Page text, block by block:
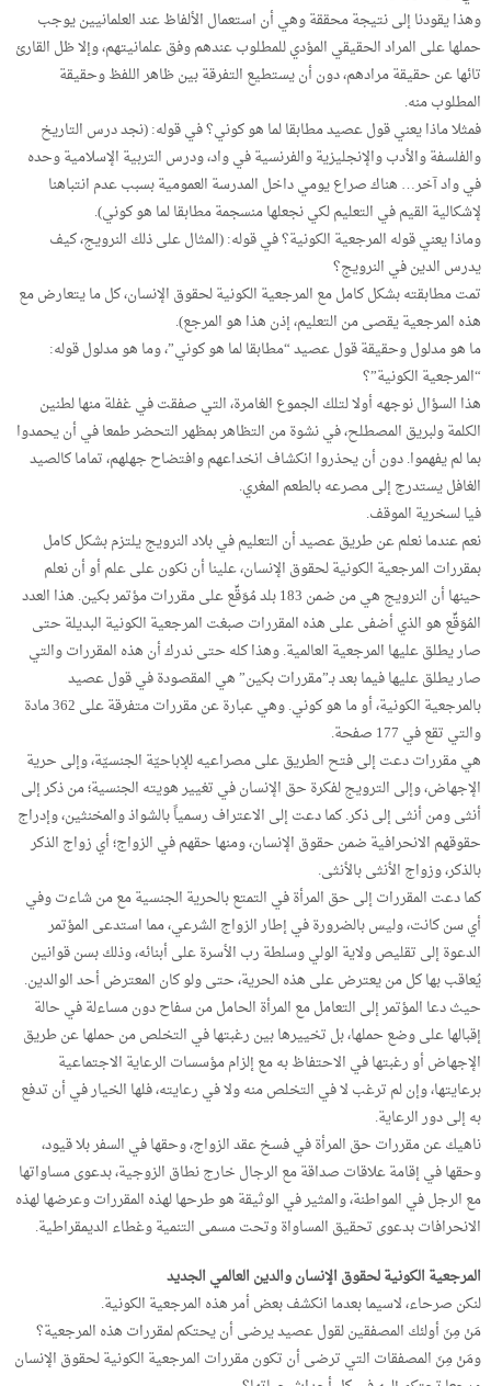
وهذا يقودنا إلى نتيجة محققة وهي أن استعمال الألفاظ عند العلمانيين يوجب
حملها على المراد الحقيقي المؤدي للمطلوب عندهم وفق علمانيتهم، وإلا ظل القارئ
تائها عن حقيقة مرادهم، دون أن يستطيع التفرقة بين ظاهر اللفظ وحقيقة
المطلوب منه.
فمثلا ماذا يعني قول عصيد مطابقا لما هو كوني؟ في قوله: (نجد درس التاريخ
والفلسفة والأدب والإنجليزية والفرنسية في واد، ودرس التربية الإسلامية وحده
في واد آخر… هناك صراع يومي داخل المدرسة العمومية بسبب عدم انتباهنا
لإشكالية القيم في التعليم لكي نجعلها منسجمة مطابقا لما هو كوني).
وماذا يعني قوله المرجعية الكونية؟ في قوله: (المثال على ذلك النرويج، كيف
يدرس الدين في النرويج؟
تمت مطابقته بشكل كامل مع المرجعية الكونية لحقوق الإنسان، كل ما يتعارض مع
هذه المرجعية يقصى من التعليم، إذن هذا هو المرجع).
ما هو مدلول وحقيقة قول عصيد “مطابقا لما هو كوني”، وما هو مدلول قوله:
“المرجعية الكونية”؟
هذا السؤال نوجهه أولا لتلك الجموع الغامرة، التي صفقت في غفلة منها لطنين
الكلمة ولبريق المصطلح، في نشوة من التظاهر بمظهر التحضر طمعا في أن يحمدوا
بما لم يفهموا. دون أن يحذروا انكشاف انخداعهم وافتضاح جهلهم، تماما كالصيد
الغافل يستدرج إلى مصرعه بالطعم المغري.
فيا لسخرية الموقف.
نعم عندما نعلم عن طريق عصيد أن التعليم في بلاد النرويج يلتزم بشكل كامل
بمقررات المرجعية الكونية لحقوق الإنسان، علينا أن نكون على علم أو أن نعلم
حينها أن النرويج هي من ضمن 183 بلد مُوَقِّع على مقررات مؤتمر بكين. هذا العدد
المُوَقِّع هو الذي أضفى على هذه المقررات صبغت المرجعية الكونية البديلة حتى
صار يطلق عليها المرجعية العالمية. وهذا كله حتى ندرك أن هذه المقررات والتي
صار يطلق عليها فيما بعد بـ”مقررات بكين” هي المقصودة في قول عصيد
بالمرجعية الكونية، أو ما هو كوني. وهي عبارة عن مقررات متفرقة على 362 مادة
والتي تقع في 177 صفحة.
هي مقررات دعت إلى فتح الطريق على مصراعيه للإباحيّة الجنسيّة، وإلى حرية
الإجهاض، وإلى الترويج لفكرة حق الإنسان في تغيير هويته الجنسية؛ من ذكر إلى
أنثى ومن أنثى إلى ذكر. كما دعت إلى الاعتراف رسمياً بالشواذ والمخنثين، وإدراج
حقوقهم الانحرافية ضمن حقوق الإنسان، ومنها حقهم في الزواج؛ أي زواج الذكر
بالذكر، وزواج الأنثى بالأنثى.
كما دعت المقررات إلى حق المرأة في التمتع بالحرية الجنسية مع من شاءت وفي
أي سن كانت، وليس بالضرورة في إطار الزواج الشرعي، مما استدعى المؤتمر
الدعوة إلى تقليص ولاية الولي وسلطة رب الأسرة على أبنائه، وذلك بسن قوانين
يُعاقب بها كل من يعترض على هذه الحرية، حتى ولو كان المعترض أحد الوالدين.
حيث دعا المؤتمر إلى التعامل مع المرأة الحامل من سفاح دون مساءلة في حالة
إقبالها على وضع حملها، بل تخييرها بين رغبتها في التخلص من حملها عن طريق
الإجهاض أو رغبتها في الاحتفاظ به مع إلزام مؤسسات الرعاية الاجتماعية
برعايتها، وإن لم ترغب لا في التخلص منه ولا في رعايته، فلها الخيار في أن تدفع
به إلى دور الرعاية.
ناهيك عن مقررات حق المرأة في فسخ عقد الزواج، وحقها في السفر بلا قيود،
وحقها في إقامة علاقات صداقة مع الرجال خارج نطاق الزوجية، بدعوى مساواتها
مع الرجل في المواطنة، والمثير في الوثيقة هو طرحها لهذه المقررات وعرضها لهذه
الانحرافات بدعوى تحقيق المساواة وتحت مسمى التنمية وغطاء الديمقراطية.
المرجعية الكونية لحقوق الإنسان والدين العالمي الجديد
لنكن صرحاء، لاسيما بعدما انكشف بعض أمر هذه المرجعية الكونية.
مَنْ مِنَ أولئك المصفقين لقول عصيد يرضى أن يحتكم لمقررات هذه المرجعية؟
ومَنْ مِنَ المصفقات التي ترضى أن تكون مقررات المرجعية الكونية لحقوق الإنسان